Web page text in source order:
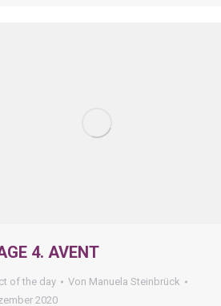
4. AVENT
of the day Von Manuela Steinbrück
2020